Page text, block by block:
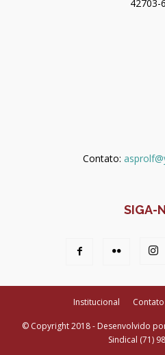
42703-
Contato:
SIGA-
Institucional Contato
© Copyright 2018 - Desenvolvido
Sindical (71)